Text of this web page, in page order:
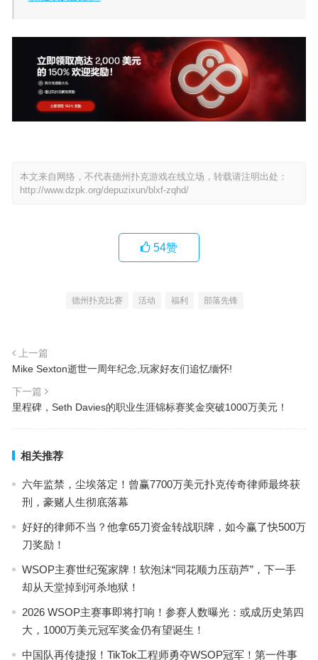
本文来自网络，不代表德州扑克游戏在线立场，转载请注明出处：
http://www.dzpk.org/depuzixun/blxf-zqhd/
54赞
德州扑克比赛 活动 福利 部落先锋
上一篇
Mike Sexton逝世一周年纪念,玩家好友们追忆缅怀!
下一篇
里程碑，Seth Davies的职业生涯锦标赛奖金突破1000万美元！
相关推荐
六年监禁，尘埃落定！曾赢7700万美元扑克传奇律师最终获
刑，豪赌人生彻底落幕
好好的律师不当？他拿65刀资金转战职牌，如今赢了快500万
刀奖励！
WSOP主赛世纪冤家牌！软泡沫“同花顺力压葫芦”，下一手
却从天堂掉到河杀地狱！
2026 WSOP主赛事即将打响！参赛人数曝光：或成历史第四
大，1000万美元冠军奖金仍有望诞生！
中国队再传捷报！TikTok工程师勇夺WSOP冠军！第一件事